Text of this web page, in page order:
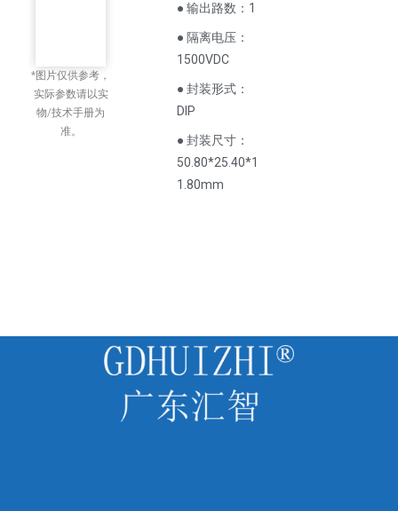
*图片仅供参考，
实际参数请以实
物/技术手册为
准。
● 输出路数：1
● 隔离电压：
1500VDC
● 封装形式：
DIP
● 封装尺寸：
50.80*25.40*1
1.80mm